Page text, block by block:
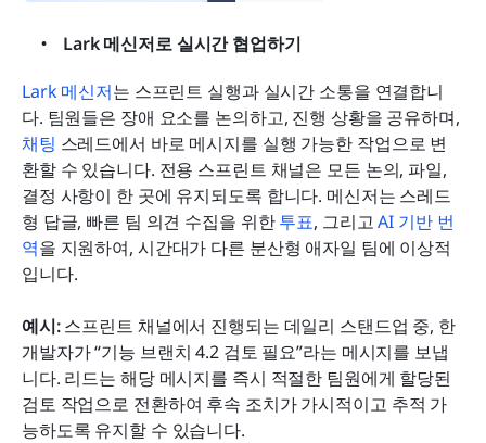
Lark 메신저로 실시간 협업하기
Lark 메신저는 스프린트 실행과 실시간 소통을 연결합니
채팅 스레드에서 바로 메시지를 실행 가능한 작업으로 변
환할 수 있습니다. 전용 스프린트 채널은 모든 논의, 파일,
결정 사항이 한 곳에 유지되도록 합니다. 메신저는 스레드
형 답글, 빠른 팀 의견 수집을 위한 투표, 그리고 AI 기반 번
역을 지원하여, 시간대가 다른 분산형 애자일 팀에 이상적
입니다.
예시: 스프린트 채널에서 진행되는 데일리 스탠드업 중, 한
개발자가 “기능 브랜치 4.2 검토 필요”라는 메시지를 보냅
니다. 리드는 해당 메시지를 즉시 적절한 팀원에게 할당된
검토 작업으로 전환하여 후속 조치가 가시적이고 추적 가
능하도록 유지할 수 있습니다.